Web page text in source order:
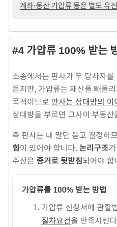
계좌·동산 가압류 등은 별도 유
#4 가압류 100% 받는
소송에서는 판사가 두 당사자
듣지만, 가압류는 재산을 빼돌
목적이므로 판사는 상대방의
상대방을 부르면 그사이 부동
즉 판사는 내 말만 듣고 결정하
힘이 있어야 합니다. 논리구조
주장은 증거로 뒷받침되어야 합
가압류를 100% 받는 방법
가압류 신청서에 관할
절차요건을 만족시킨